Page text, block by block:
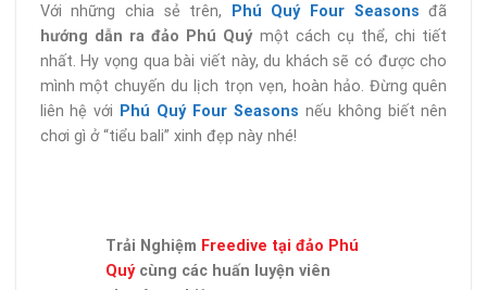
Với những chia sẻ trên, Phú Quý Four Seasons đã
hướng dẫn ra đảo Phú Quýmột cách cụ thể, chi tiết
nhất. Hy vọng qua bài viết này, du khách sẽ có được cho
mình một chuyến du lịch trọn vẹn, hoàn hảo. Đừng quên
liên hệ với Phú Quý Four Seasons nếu không biết nên
chơi gì ở “tiểu bali” xinh đẹp này nhé!
Trải Nghiệm Freedive tại đảo Phú
Quýcùng các huấn luyện viên